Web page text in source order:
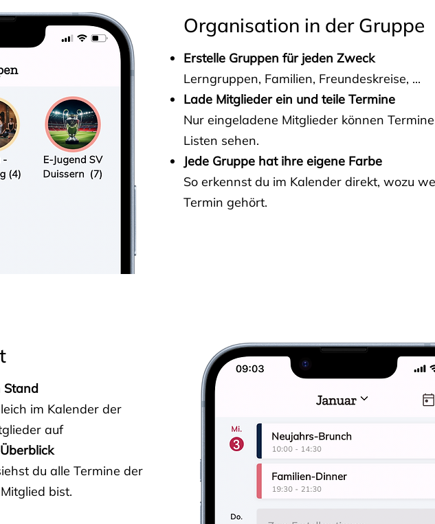
Organisation in der Gruppe
Erstelle Gruppen für jeden Zweck
Lerngruppen, Familien, Freundeskreise, ...
Lade Mitglieder ein und teile Termine
Nur eingeladene Mitglieder können
Listen sehen.
Jede Gruppe hat ihre eigene Farbe
So erkennst du im Kalender direkt, wozu
Termin gehört.
Stand
im Kalender der
auf
du alle Termine der
bist.